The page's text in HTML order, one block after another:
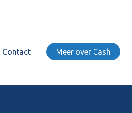
Contact Meer over Cash